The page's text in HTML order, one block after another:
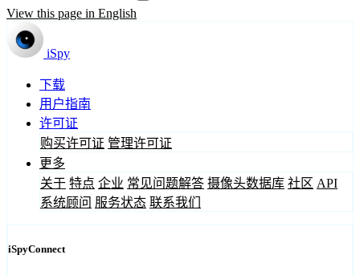
View this page in English
iSpy
下载
用户指南
许可证
购买许可证 管理许可证
更多
关于 特点 企业 常见问题解答 摄像头数据库 社区 API
系统顾问 服务状态 联系我们
iSpyConnect